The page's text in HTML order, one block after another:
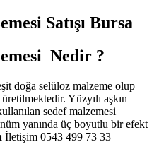
Satışı Bursa
Nedir ?
doğa selüloz malzeme olup
Yüzyılı aşkın
sedef malzemesi
yanında üç boyutlu bir efekt
İletişim 0543 499 73 33